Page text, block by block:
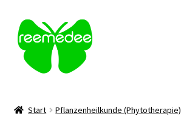
Zur
Navigation
springen
Zum
Inhalt
springen
Start Pflanzenheilkunde (Phytotherapie)